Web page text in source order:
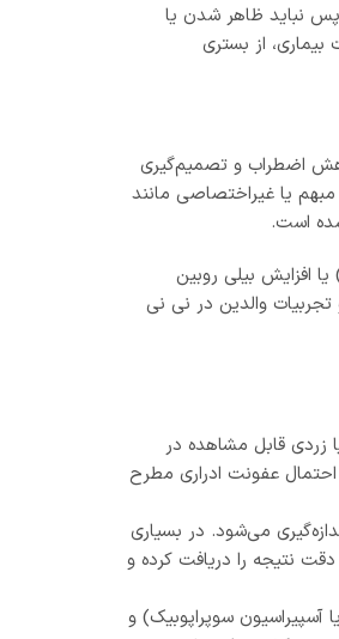
پس نباید ظاهر شدن یا
از بستری
اضطراب و تصمیم‌گیری
یا غیراختصاصی مانند
است.
افزایش بیلی روبین
والدین در نی نی
قابل مشاهده در
عفونت ادراری مطرح
می‌شود. در بسیاری
نتیجه را دریافت کرده و
آسپیراسیون سوپراپوبیک) و